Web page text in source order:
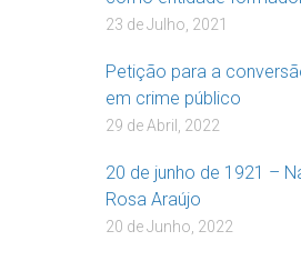
23 de Julho, 2021
Petição para a
em crime público
29 de Abril, 2022
20 de junho de 1921 –
Rosa Araújo
20 de Junho, 2022